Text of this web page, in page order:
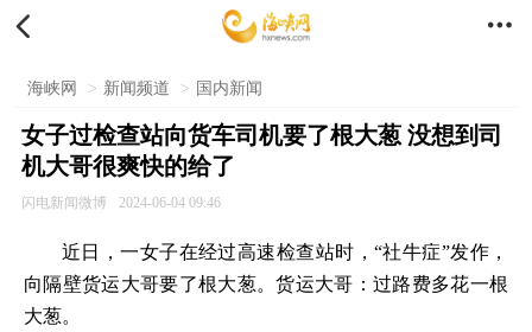
 
海峡网 > 新闻频道 > 国内新闻
女子过检查站向货车司机要了根大葱 没想到司
机大哥很爽快的给了
闪电新闻微博 2024-06-04 09:46
近日，一女子在经过高速检查站时，“社牛症”发作，
向隔壁货运大哥要了根大葱。货运大哥：过路费多花一根
大葱。